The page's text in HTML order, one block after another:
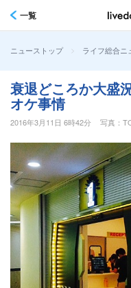
一覧
ニューストップ > ライフ総合ニ
衰退どころか大盛
オケ事情
2016年3月11日 6時42分
写真：